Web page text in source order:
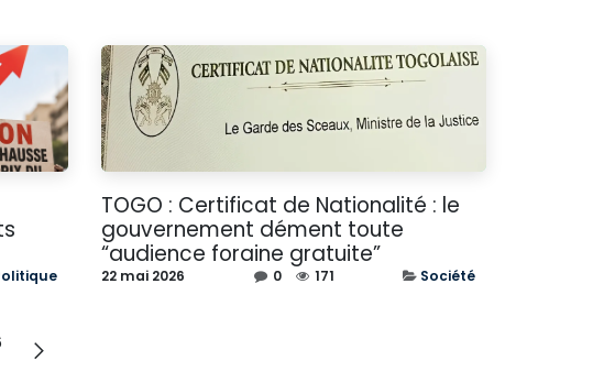
TOGO : Certificat de Nationalité : le
gouvernement dément toute
“audience foraine gratuite”
22 mai 2026 0 171 Société